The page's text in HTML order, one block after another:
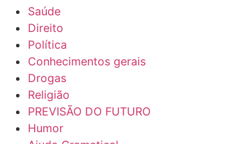
Saúde
Direito
Política
Conhecimentos gerais
Drogas
Religião
PREVISÃO DO FUTURO
Humor